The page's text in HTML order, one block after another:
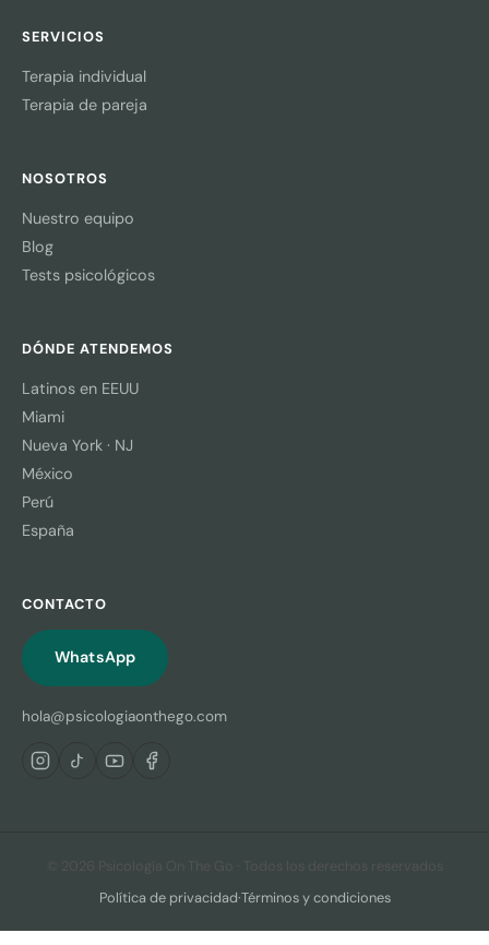
SERVICIOS
Terapia individual
Terapia de pareja
NOSOTROS
Nuestro equipo
Blog
Tests psicológicos
DÓNDE ATENDEMOS
Latinos en EEUU
Miami
Nueva York · NJ
México
Perú
España
CONTACTO
WhatsApp
hola@psicologiaonthego.com
© 2026 Psicología On The Go · Todos los derechos reservados
Política de privacidad·Términos y condiciones